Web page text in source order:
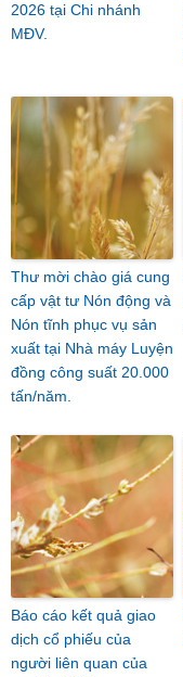
2026 tại Chi nhánh
MĐV.
Thư mời chào giá cung
cấp vật tư Nón động và
Nón tĩnh phục vụ sản
xuất tại Nhà máy Luyện
đồng công suất 20.000
tấn/năm.
Báo cáo kết quả giao
dịch cổ phiếu của
người liên quan của